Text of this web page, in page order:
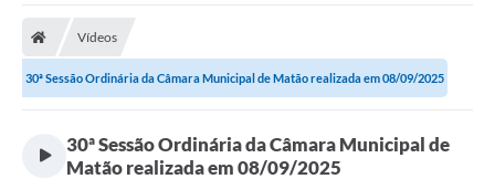
Vídeos
30ª Sessão Ordinária da Câmara Municipal de Matão realizada em 08/09/2025
30ª Sessão Ordinária da Câmara Municipal de
Matão realizada em 08/09/2025